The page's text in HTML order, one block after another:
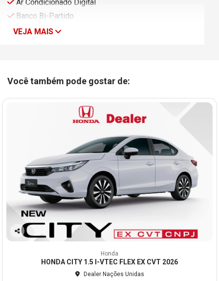
Ar Condicionado Digital
Banco Bi-Partido
VEJA MAIS
Você também pode gostar de:
Co
Honda
HONDA CITY 1.5 I-VTEC FLEX EX CVT 2026
Dealer Nações Unidas